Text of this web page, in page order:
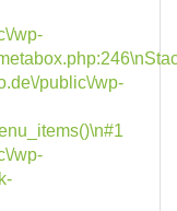
wp-
public\/wp-
wp-